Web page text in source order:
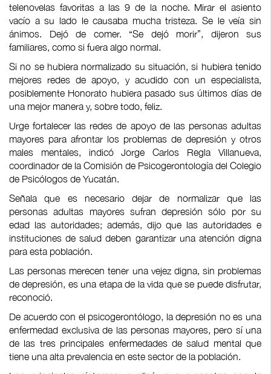
telenovelas favoritas a las 9 de la noche. Mirar el asiento
vacío a su lado le causaba mucha tristeza. Se le veía sin
ánimos. Dejó de comer. “Se dejó morir”, dijeron sus
familiares, como si fuera algo normal.
Si no se hubiera normalizado su situación, si hubiera tenido
mejores redes de apoyo, y acudido con un especialista,
posiblemente Honorato hubiera pasado sus últimos días de
una mejor manera y, sobre todo, feliz.
Urge fortalecer las redes de apoyo de las personas adultas
mayores para afrontar los problemas de depresión y otros
males mentales, indicó Jorge Carlos Regla Villanueva,
coordinador de la Comisión de Psicogerontología del Colegio
de Psicólogos de Yucatán.
Señala que es necesario dejar de normalizar que las
personas adultas mayores sufran depresión sólo por su
edad las autoridades; además, dijo que las autoridades e
instituciones de salud deben garantizar una atención digna
para esta población.
Las personas merecen tener una vejez digna, sin problemas
de depresión, es una etapa de la vida que se puede disfrutar,
reconoció.
De acuerdo con el psicogerontólogo, la depresión no es una
enfermedad exclusiva de las personas mayores, pero sí una
de las tres principales enfermedades de salud mental que
tiene una alta prevalencia en este sector de la población.